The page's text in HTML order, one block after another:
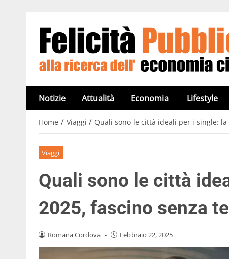
Notizie Attualità Economia Lifestyle
Home / Viaggi / Quali sono le città ideali per i single:
Viaggi
Quali sono le città
2025, fascino senza
Romana Cordova - Febbraio 22, 2025